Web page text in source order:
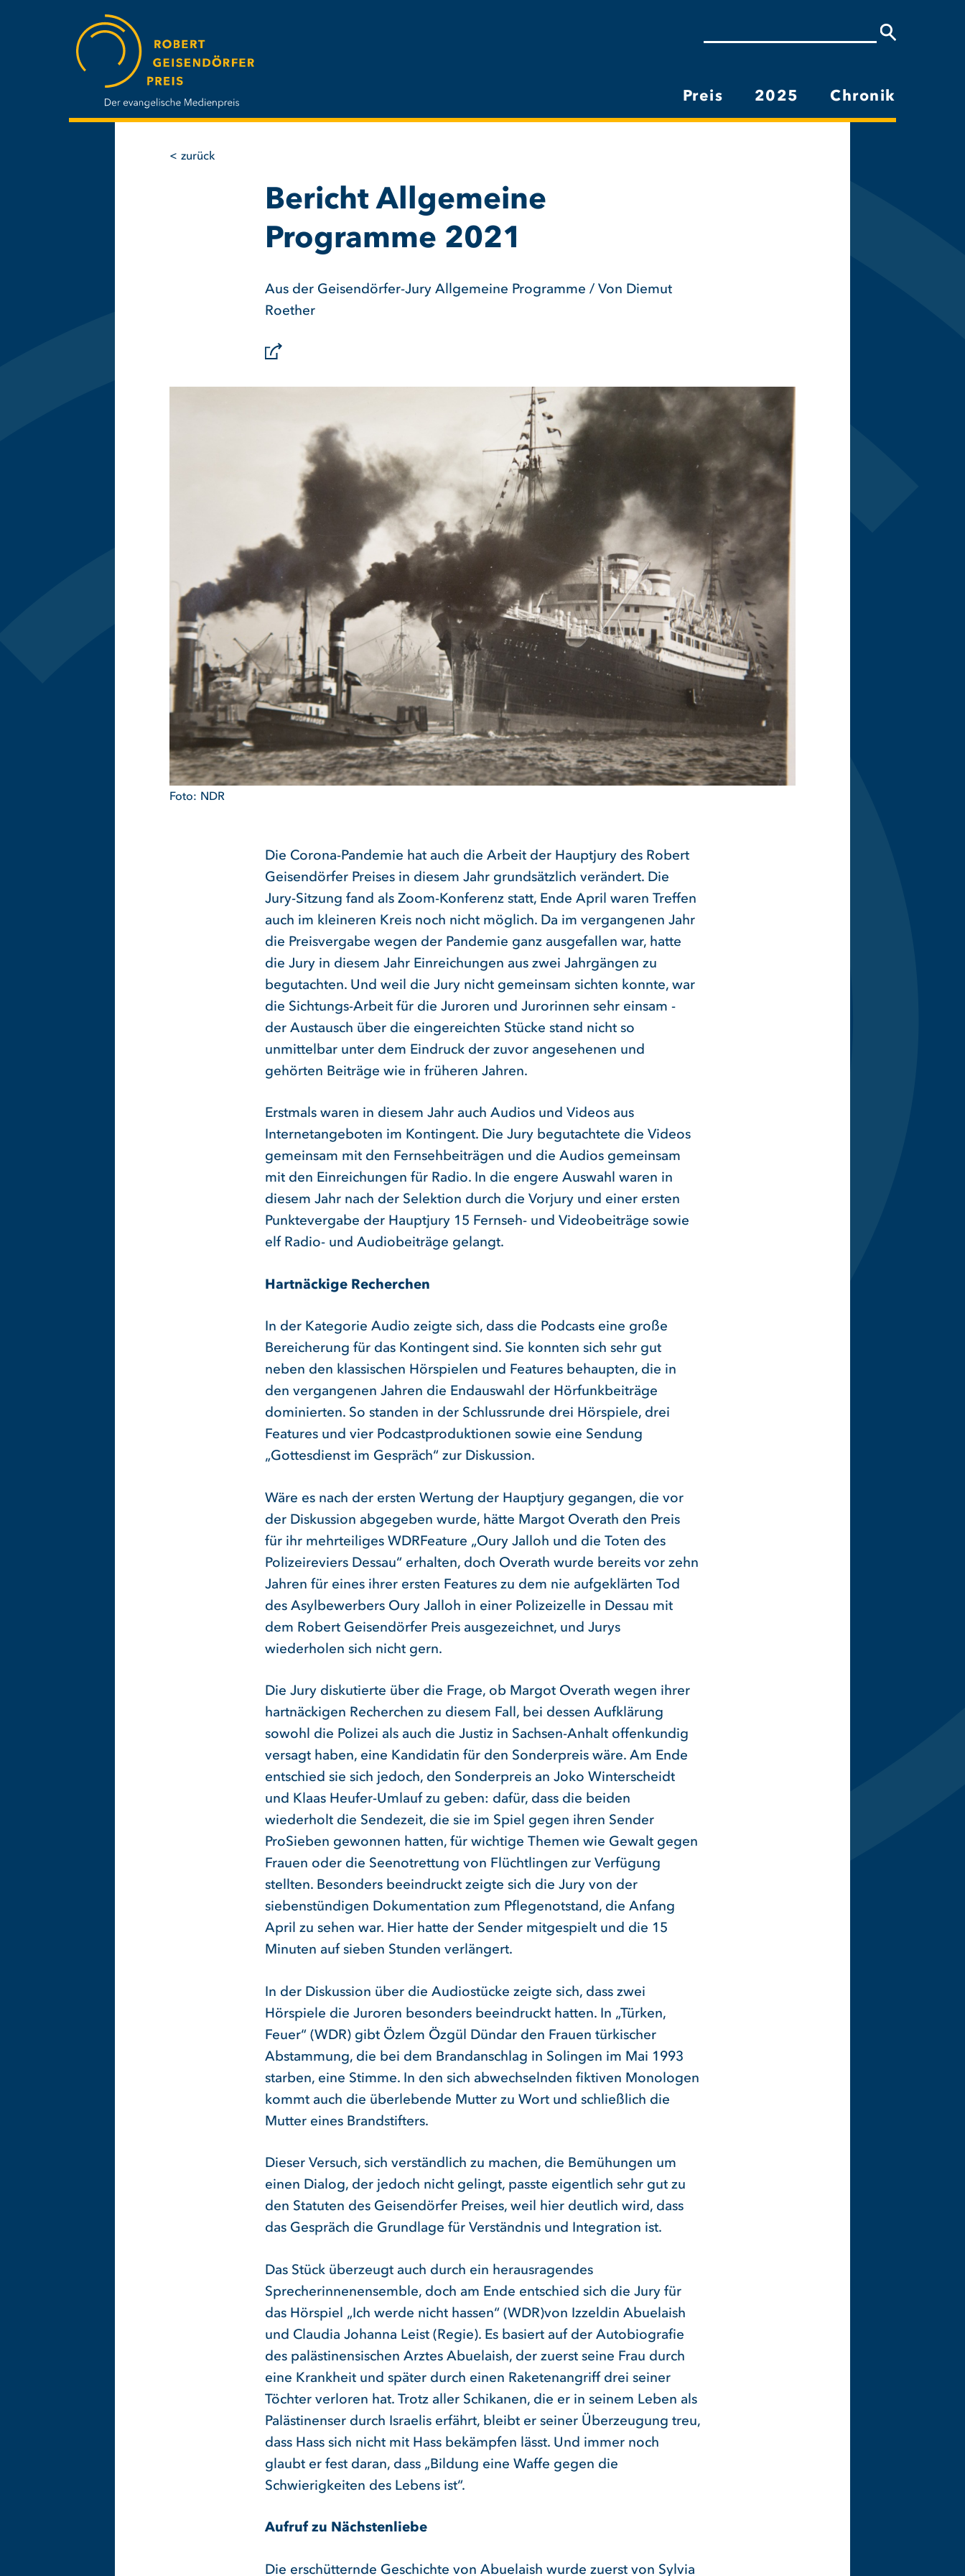
Hauptnavigation
Preis 2025 Chronik
zurück
Bericht Allgemeine
Programme 2021
Aus der Geisendörfer-Jury Allgemeine Programme / Von Diemut
Roether
NDR
Die Corona-Pandemie hat auch die Arbeit der Hauptjury des Robert
Geisendörfer Preises in diesem Jahr grundsätzlich verändert. Die
Jury-Sitzung fand als Zoom-Konferenz statt, Ende April waren Treffen
auch im kleineren Kreis noch nicht möglich. Da im vergangenen Jahr
die Preisvergabe wegen der Pandemie ganz ausgefallen war, hatte
die Jury in diesem Jahr Einreichungen aus zwei Jahrgängen zu
begutachten. Und weil die Jury nicht gemeinsam sichten konnte, war
die Sichtungs-Arbeit für die Juroren und Jurorinnen sehr einsam -
der Austausch über die eingereichten Stücke stand nicht so
unmittelbar unter dem Eindruck der zuvor angesehenen und
gehörten Beiträge wie in früheren Jahren.
Erstmals waren in diesem Jahr auch Audios und Videos aus
Internetangeboten im Kontingent. Die Jury begutachtete die Videos
gemeinsam mit den Fernsehbeiträgen und die Audios gemeinsam
mit den Einreichungen für Radio. In die engere Auswahl waren in
diesem Jahr nach der Selektion durch die Vorjury und einer ersten
Punktevergabe der Hauptjury 15 Fernseh- und Videobeiträge sowie
elf Radio- und Audiobeiträge gelangt.
Hartnäckige Recherchen
In der Kategorie Audio zeigte sich, dass die Podcasts eine große
Bereicherung für das Kontingent sind. Sie konnten sich sehr gut
neben den klassischen Hörspielen und Features behaupten, die in
den vergangenen Jahren die Endauswahl der Hörfunkbeiträge
dominierten. So standen in der Schlussrunde drei Hörspiele, drei
Features und vier Podcastproduktionen sowie eine Sendung
„Gottesdienst im Gespräch“ zur Diskussion.
Wäre es nach der ersten Wertung der Hauptjury gegangen, die vor
der Diskussion abgegeben wurde, hätte Margot Overath den Preis
für ihr mehrteiliges WDRFeature „Oury Jalloh und die Toten des
Polizeireviers Dessau“ erhalten, doch Overath wurde bereits vor zehn
Jahren für eines ihrer ersten Features zu dem nie aufgeklärten Tod
des Asylbewerbers Oury Jalloh in einer Polizeizelle in Dessau mit
dem Robert Geisendörfer Preis ausgezeichnet, und Jurys
wiederholen sich nicht gern.
Die Jury diskutierte über die Frage, ob Margot Overath wegen ihrer
hartnäckigen Recherchen zu diesem Fall, bei dessen Aufklärung
sowohl die Polizei als auch die Justiz in Sachsen-Anhalt offenkundig
versagt haben, eine Kandidatin für den Sonderpreis wäre. Am Ende
entschied sie sich jedoch, den Sonderpreis an Joko Winterscheidt
und Klaas Heufer-Umlauf zu geben: dafür, dass die beiden
wiederholt die Sendezeit, die sie im Spiel gegen ihren Sender
ProSieben gewonnen hatten, für wichtige Themen wie Gewalt gegen
Frauen oder die Seenotrettung von Flüchtlingen zur Verfügung
stellten. Besonders beeindruckt zeigte sich die Jury von der
siebenstündigen Dokumentation zum Pflegenotstand, die Anfang
April zu sehen war. Hier hatte der Sender mitgespielt und die 15
Minuten auf sieben Stunden verlängert.
In der Diskussion über die Audiostücke zeigte sich, dass zwei
Hörspiele die Juroren besonders beeindruckt hatten. In „Türken,
Feuer“ (WDR) gibt Özlem Özgül Dündar den Frauen türkischer
Abstammung, die bei dem Brandanschlag in Solingen im Mai 1993
starben, eine Stimme. In den sich abwechselnden fiktiven Monologen
kommt auch die überlebende Mutter zu Wort und schließlich die
Mutter eines Brandstifters.
Dieser Versuch, sich verständlich zu machen, die Bemühungen um
einen Dialog, der jedoch nicht gelingt, passte eigentlich sehr gut zu
den Statuten des Geisendörfer Preises, weil hier deutlich wird, dass
das Gespräch die Grundlage für Verständnis und Integration ist.
Das Stück überzeugt auch durch ein herausragendes
Sprecherinnenensemble, doch am Ende entschied sich die Jury für
das Hörspiel „Ich werde nicht hassen“ (WDR)von Izzeldin Abuelaish
und Claudia Johanna Leist (Regie). Es basiert auf der Autobiografie
des palästinensischen Arztes Abuelaish, der zuerst seine Frau durch
eine Krankheit und später durch einen Raketenangriff drei seiner
Töchter verloren hat. Trotz aller Schikanen, die er in seinem Leben als
Palästinenser durch Israelis erfährt, bleibt er seiner Überzeugung treu,
dass Hass sich nicht mit Hass bekämpfen lässt. Und immer noch
glaubt er fest daran, dass „Bildung eine Waffe gegen die
Schwierigkeiten des Lebens ist“.
Aufruf zu Nächstenliebe
Die erschütternde Geschichte von Abuelaish wurde zuerst von Sylvia